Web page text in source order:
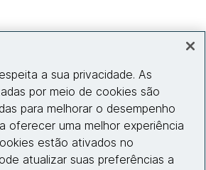
a sua privacidade. As
por meio de cookies são
para melhorar o desempenho
oferecer uma melhor experiência
estão ativados no
atualizar suas preferências a